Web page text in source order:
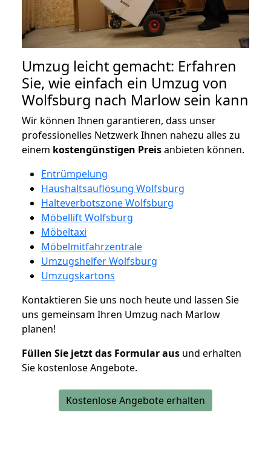
Umzug leicht gemacht: Erfahren
Sie, wie einfach ein Umzug von
Wolfsburg nach Marlow sein kann
Wir können Ihnen garantieren, dass unser
professionelles Netzwerk Ihnen nahezu alles zu
einem kostengünstigen Preisanbieten können.
Entrümpelung
Haushaltsauflösung Wolfsburg
Halteverbotszone Wolfsburg
Möbellift Wolfsburg
Möbeltaxi
Möbelmitfahrzentrale
Umzugshelfer Wolfsburg
Umzugskartons
Kontaktieren Sie uns noch heute und lassen Sie
uns gemeinsam Ihren Umzug nach Marlow
planen!
Füllen Sie jetzt das Formular aus und erhalten
Sie kostenlose Angebote.
Kostenlose Angebote erhalten